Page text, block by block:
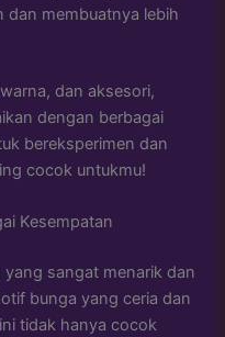
dan membuatnya lebih
dan aksesori,
dengan berbagai
bereksperimen dan
cocok untukmu!
Kesempatan
sangat menarik dan
bunga yang ceria dan
tidak hanya cocok